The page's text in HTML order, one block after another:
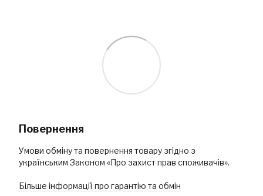
Повернення
Умови обміну та повернення товару згідно з
українським Законом «Про захист прав споживачів».
Більше інформації про гарантію та обмін